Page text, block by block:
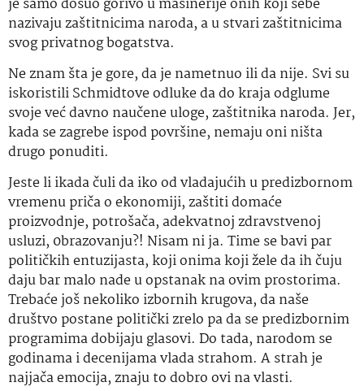
nazivaju zaštitnicima naroda, a u stvari zaštitnicima
svog privatnog bogatstva.
Ne znam šta je gore, da je nametnuo ili da nije. Svi su
iskoristili Schmidtove odluke da do kraja odglume
svoje već davno naučene uloge, zaštitnika naroda. Jer,
kada se zagrebe ispod površine, nemaju oni ništa
drugo ponuditi.
Jeste li ikada čuli da iko od vladajućih u predizbornom
vremenu priča o ekonomiji, zaštiti domaće
proizvodnje, potrošača, adekvatnoj zdravstvenoj
usluzi, 0brazovanju?! Nisam ni ja. Time se bavi par
političkih entuzijasta, koji onima koji žele da ih čuju
daju bar malo nade u opstanak na ovim prostorima.
Trebaće još nekoliko izbornih krugova, da naše
društvo postane politički zrelo pa da se predizbornim
programima dobijaju glasovi. Do tada, narodom se
godinama i decenijama vlada strahom. A strah je
najjača emocija, znaju to dobro ovi na vlasti.